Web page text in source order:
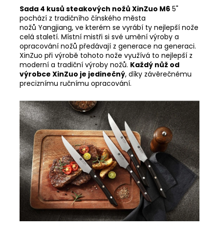
Sada 4 kusů steakových nožů XinZuo M6 5"
pochází z tradičního čínského města
nožů Yangjiang, ve kterém se vyrábí ty nejlepší nože
celá staletí. Místní mistři si své umění výroby a
opracování nožů předávají z generace na generaci.
XinZuo při výrobě tohoto nože využívá to nejlepší z
moderní a tradiční výroby nožů. Každý nůž od
výrobce XinZuo je jedinečný, díky závěrečnému
preciznímu ručnímu opracování.